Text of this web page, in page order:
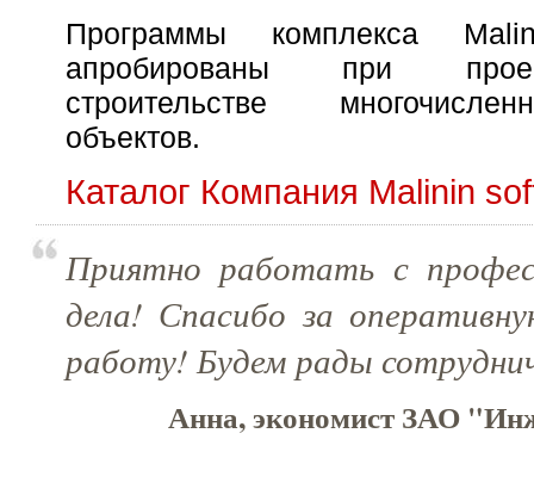
Программы комплекса
апробированы при
строительстве
объектов.
Каталог Компания Malinin
Приятно работать с
дела! Спасибо за
работу! Будем рады
Анна, экономист ЗАО